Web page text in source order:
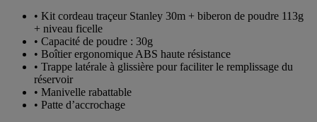
• Kit cordeau traçeur Stanley 30m + biberon de poudre 113g
+ niveau ficelle
• Capacité de poudre : 30g
• Boîtier ergonomique ABS haute résistance
• Trappe latérale à glissière pour faciliter le remplissage du
réservoir
• Manivelle rabattable
• Patte d’accrochage